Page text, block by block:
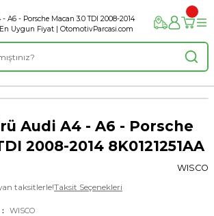
Audi A4 - A6 - Porsche
2008-2014 8K0121251AA
WISCO
taksitlerle!Taksit Seçenekleri
WISCO